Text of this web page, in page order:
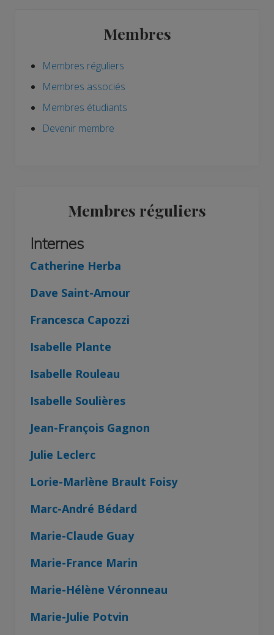
principale
Membres
Membres réguliers
Membres associés
Membres étudiants
Devenir membre
Membres réguliers
Internes
Catherine Herba
Dave Saint-Amour
Francesca Capozzi
Isabelle Plante
Isabelle Rouleau
Isabelle Soulières
Jean-François Gagnon
Julie Leclerc
Lorie-Marlène Brault Foisy
Marc-André Bédard
Marie-Claude Guay
Marie-France Marin
Marie-Hélène Véronneau
Marie-Julie Potvin